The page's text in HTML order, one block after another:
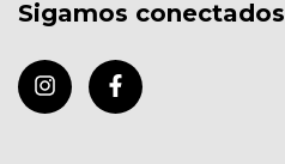
Sigamos conectados